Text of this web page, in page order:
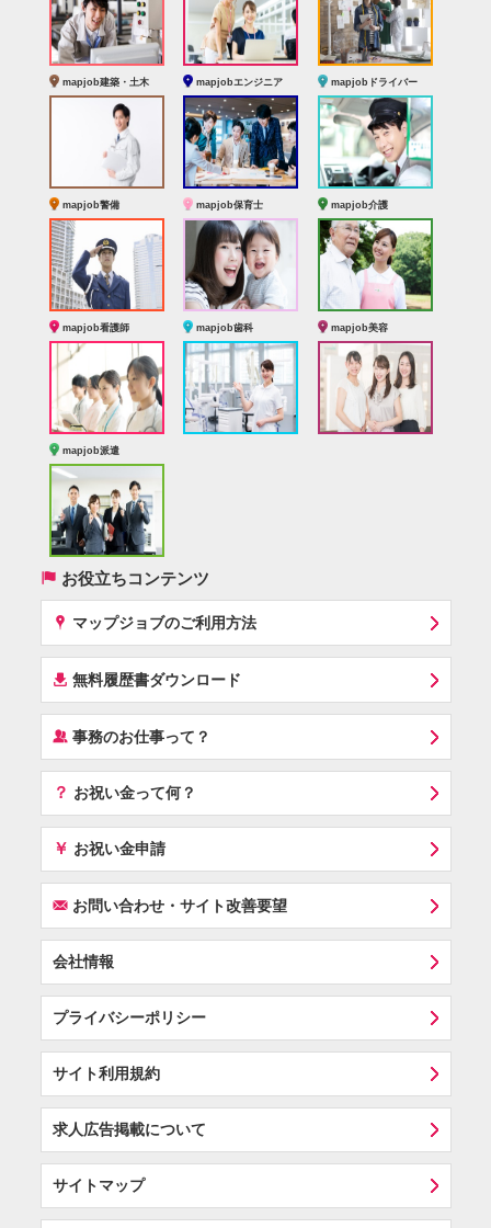
mapjob建築・土木 mapjobエンジニア mapjobドライバー
mapjob警備 mapjob保育士 mapjob介護
mapjob看護師 mapjob歯科 mapjob美容
mapjob派遣
( お役立ちコンテンツ
x マップジョブのご利用方法
í 無料履歴書ダウンロード
‰事務のお仕事って？
？ お祝い金って何？
￥ お祝い金申請
Fお問い合わせ・サイト改善要望
会社情報
プライバシーポリシー
サイト利用規約
求人広告掲載について
サイトマップ